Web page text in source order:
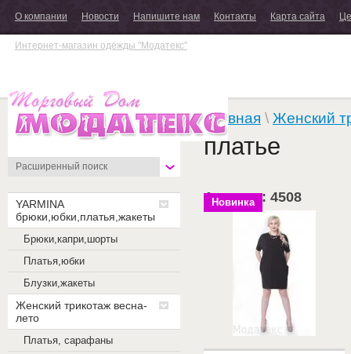
О компании Новости Напишите нам Контакты Карта сайта
Интернет-магазин одежды "Модатекс"
Расширенный поиск
YARMINA
брюки,юбки,платья,жакеты
Брюки,капри,шорты
Платья,юбки
Блузки,жакеты
Женский трикотаж весна-
лето
Платья, сарафаны
Главная \ Женский
платье
Артикул: 4508
Новинка